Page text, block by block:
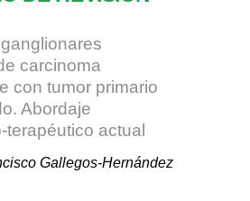
carcinoma
con tumor primario
Abordaje
terapéutico actual
Gallegos-Hernández